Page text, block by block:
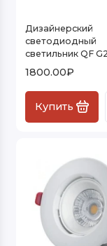
Мощные
светильники
(MR16)
Точечные
Дизайнерский
светодиодный
светильник QF G2
1800.00₽
Купить